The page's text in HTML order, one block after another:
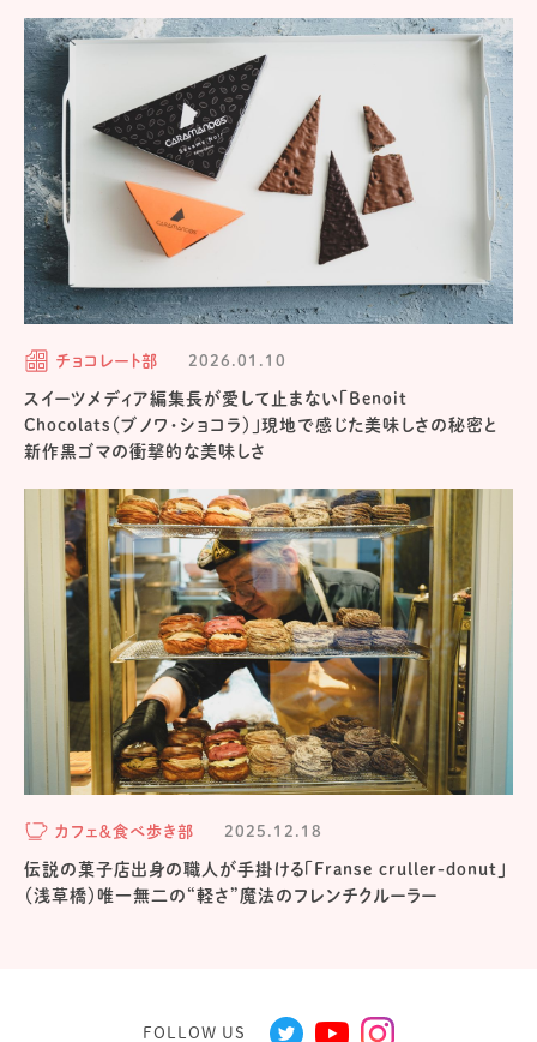
チョコレート部 2026.01.10
スイーツメディア編集長が愛して止まない「Benoit
Chocolats（ブノワ・ショコラ）」現地で感じた美味しさの秘密と
新作黒ゴマの衝撃的な美味しさ
カフェ＆食べ歩き部 2025.12.18
伝説の菓子店出身の職人が手掛ける「Franse cruller-donut」
（浅草橋）唯一無二の“軽さ”魔法のフレンチクルーラー
FOLLOW US